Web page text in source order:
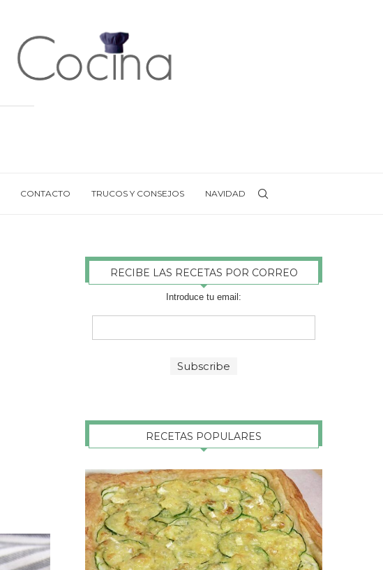
CONTACTO TRUCOS Y CONSEJOS NAVIDAD
RECIBE LAS RECETAS POR CORREO
Introduce tu email:
RECETAS POPULARES